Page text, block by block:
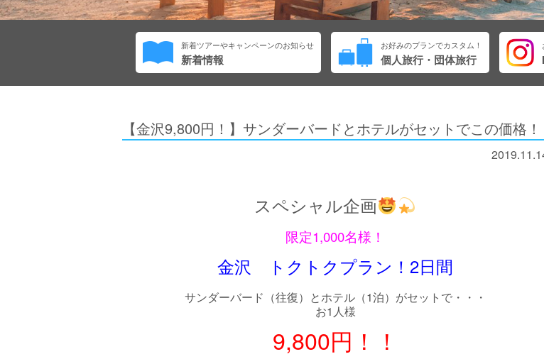
新着ツアーやキャンペーンのお知らせ
新着情報
お好みのプランでカスタム！
個人旅行・団体旅行
【金沢9,800円！】サンダーバードとホテルがセットでこの価格！
スペシャル企画
限定1,000名様！
金沢 トクトクプラン！2日間
サンダーバード（往復）とホテル（1泊）がセットで・・・
お1人様
9,800円！！